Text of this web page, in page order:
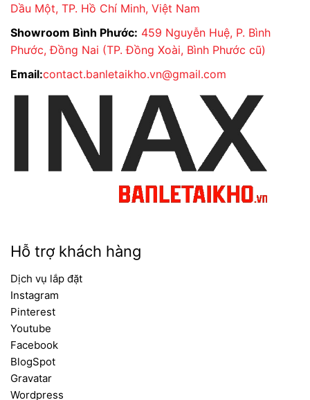
Dầu Một, TP. Hồ Chí Minh, Việt Nam
Showroom Bình Phước: 459 Nguyễn Huệ, P. Bình
Phước, Đồng Nai (TP. Đồng Xoài, Bình Phước cũ)
Email:contact.banletaikho.vn@gmail.com
Hỗ trợ khách hàng
Dịch vụ lắp đặt
Instagram
Pinterest
Youtube
Facebook
BlogSpot
Gravatar
Wordpress